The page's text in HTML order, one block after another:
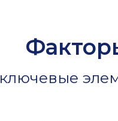
ключевые